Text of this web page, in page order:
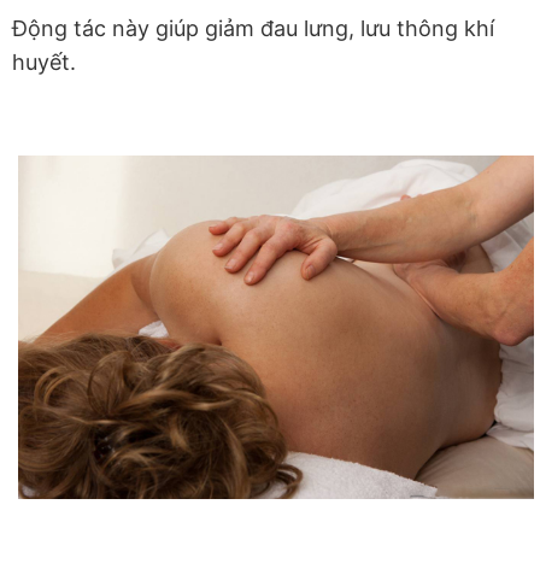
Động tác này giúp giảm đau lưng, lưu thông khí
huyết.